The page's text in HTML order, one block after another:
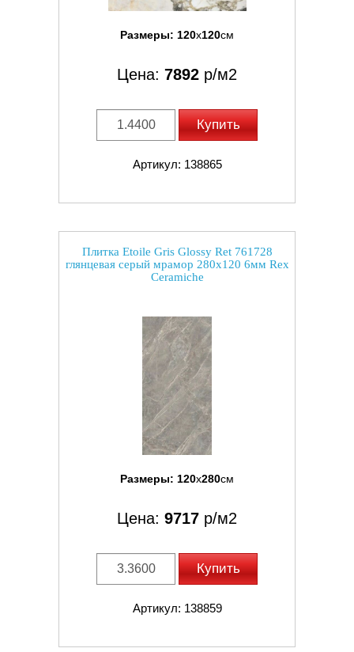
Размеры: 120x120см
Цена: 7892 р/м2
Купить
Артикул: 138865
Плитка Etoile Gris Glossy Ret 761728
глянцевая серый мрамор 280x120 6мм Rex
Ceramiche
Размеры: 120x280см
Цена: 9717 р/м2
Купить
Артикул: 138859